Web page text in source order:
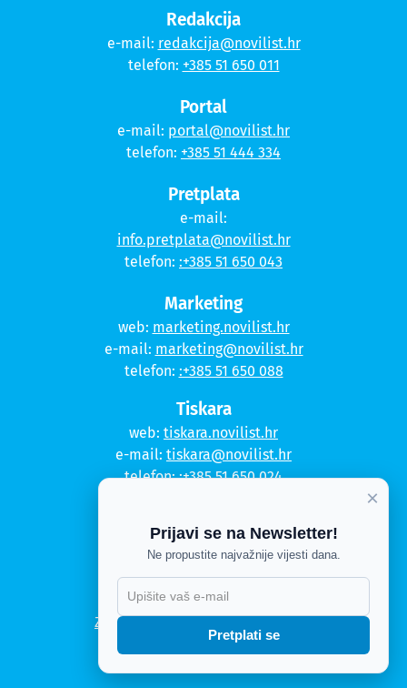
Redakcija
e-mail: redakcija@novilist.hr
telefon: +385 51 650 011
Portal
e-mail: portal@novilist.hr
telefon: +385 51 444 334
Pretplata
e-mail:
info.pretplata@novilist.hr
telefon: :+385 51 650 043
Marketing
web: marketing.novilist.hr
e-mail: marketing@novilist.hr
telefon: :+385 51 650 088
Tiskara
web: tiskara.novilist.hr
e-mail: tiskara@novilist.hr
telefon::+385 51 650 024
Kontakt
Politika privatnosti
Politika kolačića
Zahtjev za pristup informacijama
Impressum
×
Prijavi se na Newsletter!
Ne propustite najvažnije vijesti dana.
Pretplati se